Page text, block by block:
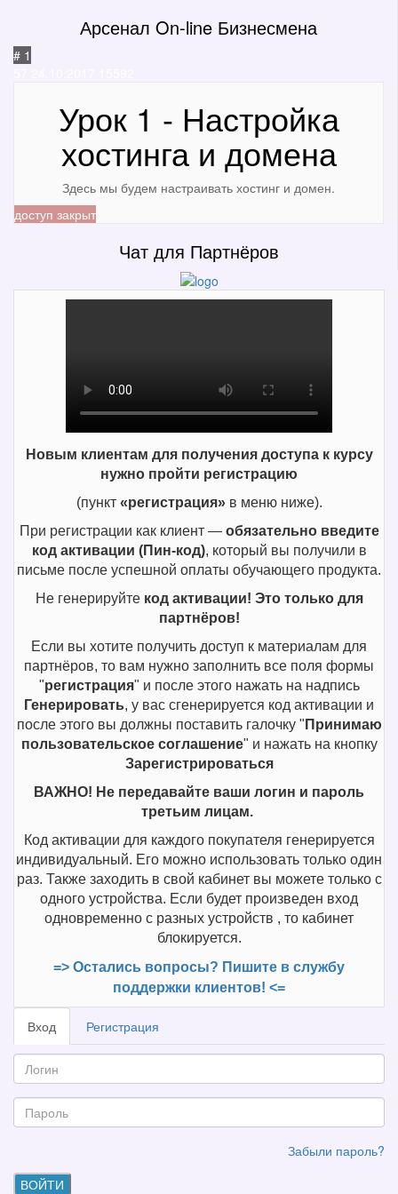
Арсенал On-line Бизнесмена
# 1
Урок 1 - Настройка
хостинга и домена
Здесь мы будем настраивать хостинг и домен.
доступ закрыт
Чат для Партнёров
Новым клиентам для получения доступа к курсу
нужно пройти регистрацию
(пункт «регистрация»в меню ниже).
При регистрации как клиент — обязательно введите
код активации (Пин-код), который вы получили в
письме после успешной оплаты обучающего продукта.
Не генерируйте код активации! Это только для
партнёров!
Если вы хотите получить доступ к материалам для
партнёров, то вам нужно заполнить все поля формы
"регистрация" и после этого нажать на надпись
Генерировать, у вас сгенерируется код активации и
после этого вы должны поставить галочку " Принимаю
пользовательское соглашение" и нажать на кнопку
Зарегистрироваться
ВАЖНО! Не передавайте ваши логин и пароль
третьим лицам.
Код активации для каждого покупателя генерируется
индивидуальный. Его можно использовать только один
раз. Также заходить в свой кабинет вы можете только с
одного устройства. Если будет произведен вход
одновременно с разных устройств , то кабинет
блокируется.
=> Остались вопросы? Пишите в службу
поддержки клиентов! <=
Вход Регистрация
Забыли пароль?
ВОЙТИ